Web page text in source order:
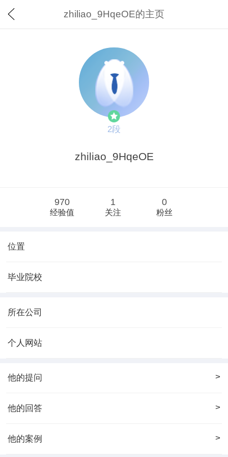
zhiliao_9HqeOE的主页
2段
zhiliao_9HqeOE
970
经验值
1
关注
0
粉丝
位置
毕业院校
所在公司
个人网站
他的提问 >
他的回答 >
他的案例 >